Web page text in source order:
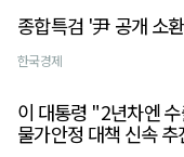
종합특검 '尹 공개 소
한국경제
이 대통령 "2년차엔
물가안정 대책 신속